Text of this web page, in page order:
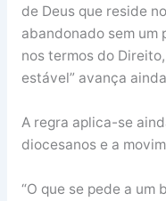
de Deus que reside
abandonado sem um
nos termos do
estável” avança
A regra aplica-se
diocesanos e a
“O que se pede a um